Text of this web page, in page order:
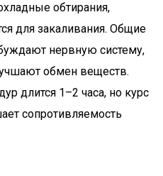
обтирания,
для закаливания. Общие
нервную систему,
обмен веществ.
длится 1–2 часа, но курс
сопротивляемость